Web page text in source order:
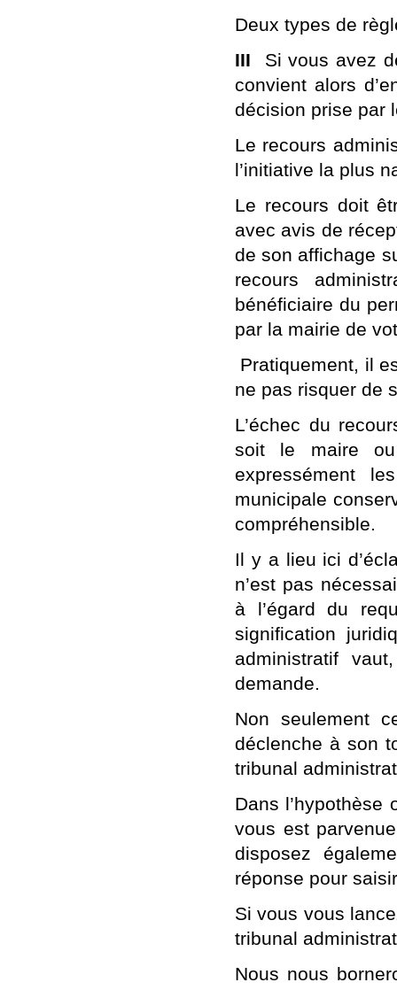
Deux types de
III Si vous avez
convient alors
décision prise par
Le recours
l’initiative la plus
Le recours doit
avec avis de
de son affichage
recours
bénéficiaire du
par la mairie de
Pratiquement, il
ne pas risquer de
L’échec du
soit le maire
expressément
municipale
compréhensible.
Il y a lieu ici
n’est pas
à l’égard du
signification
administratif
demande.
Non seulement
déclenche à son
tribunal
Dans l’hypothèse
vous est
disposez
réponse pour
Si vous vous
tribunal
Nous nous